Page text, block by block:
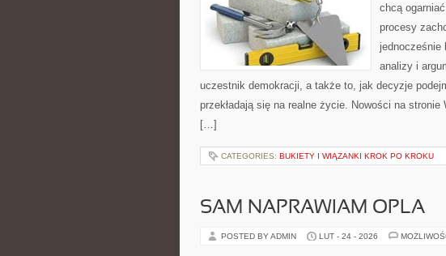
chcą
procesy
jednocześnie
analizy i
uczestnik demokracji, a także to, jak decyzje
przekładają się na realne życie. Nowości na
[…]
CATEGORIES: BUKIETY I WIĄZANKI KROK PO KROKU
SAM NAPRAWIAM OPLA
POSTED BY ADMIN LUT - 24 - 2026